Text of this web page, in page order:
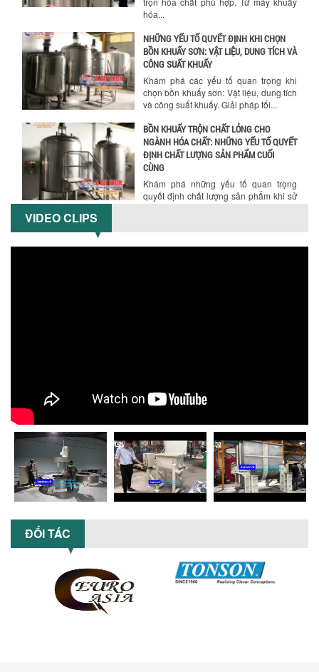
hóa...
NHỮNG YẾU TỐ QUYẾT ĐỊNH KHI CHỌN
BỒN KHUẤY SƠN: VẬT LIỆU, DUNG TÍCH VÀ
CÔNG SUẤT KHUẤY
Khám phá các yếu tố quan trọng khi
chọn bồn khuấy sơn: Vật liệu, dung tích
và công suất khuấy. Giải pháp tối...
BỒN KHUẤY TRỘN CHẤT LỎNG CHO
NGÀNH HÓA CHẤT: NHỮNG YẾU TỐ QUYẾT
ĐỊNH CHẤT LƯỢNG SẢN PHẨM CUỐI
CÙNG
Khám phá những yếu tố quan trọng
quyết định chất lượng sản phẩm khi sử
ĐÚNG DỤNG CỤ KHUẤY SƠN CHO DÂY
GIÁ RẺ CHO NGÀNH HÓA CHẤT?
Máy nghiền dung môi giá rẻ có thực sự
phù hợp với ngành hóa chất? Bài viết
phân tích ưu, nhược điểm của máy...
5 LỢI ÍCH NỔI BẬT KHI SỬ DỤNG MÁY
VIDEO CLIPS
ĐỐI TÁC